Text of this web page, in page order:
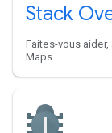
Stack
Faites-vous
Maps.